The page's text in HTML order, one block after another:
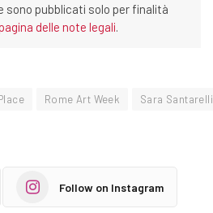
sono pubblicati solo per finalità
delle note legali
Rome Art Week
Sara Santarelli
Follow on Instagram